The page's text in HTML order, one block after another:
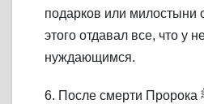
подарков или милостыни
этого отдавал все, что у
нуждающимся.
6. После смерти Пророка ﷺ Увайс аль-